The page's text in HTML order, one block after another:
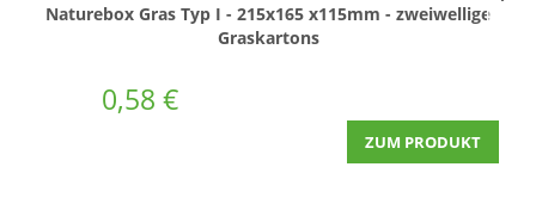
Naturebox Gras Typ I - 215x165 x115mm - zweiwellige
Graskartons
0,58 €
ZUM PRODUKT